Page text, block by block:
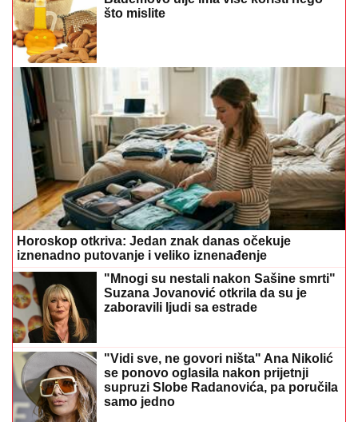
Horoskop otkriva: Jedan znak danas očekuje
iznenadno putovanje i veliko iznenađenje
"Mnogi su nestali nakon Sašine smrti"
Suzana Jovanović otkrila da su je
zaboravili ljudi sa estrade
"Vidi sve, ne govori ništa" Ana Nikolić
se ponovo oglasila nakon prijetnji
supruzi Slobe Radanovića, pa poručila
samo jedno